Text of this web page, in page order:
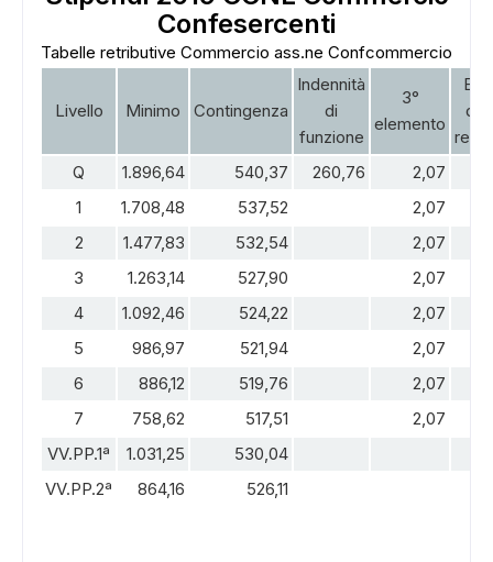
ADS
Confesercenti
Tabelle retributive Commercio ass.ne Confcommercio
Livello Minimo Contingenza
Indennità
di
funzione
3°
elemento
Q
1.896,64 540,37 260,76
2,07
1
1.708,48 537,52
2,07
2
1.477,83 532,54
2,07
3
1.263,14 527,90
2,07
4
1.092,46 524,22
2,07
5
986,97 521,94
2,07
6
886,12 519,76
2,07
7
758,62 517,51
2,07
VV.PP.1ª
1.031,25
530,04
VV.PP.2ª
864,16 526,11